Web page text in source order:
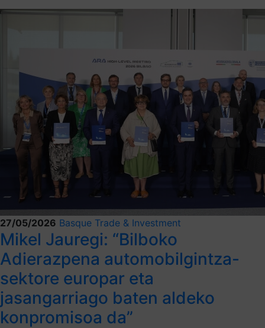
27/05/2026 Basque Trade & Investment
Mikel Jauregi: “Bilboko
Adierazpena automobilgintza-
sektore europar eta
jasangarriago baten aldeko
konpromisoa da”